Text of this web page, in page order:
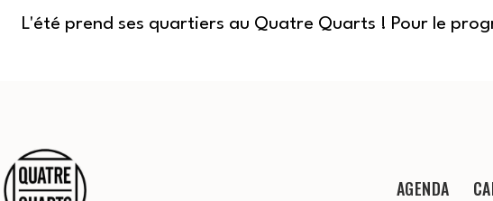
L'été prend ses quartiers au Quatre Quarts ! Pour le
contenu
AGENDA